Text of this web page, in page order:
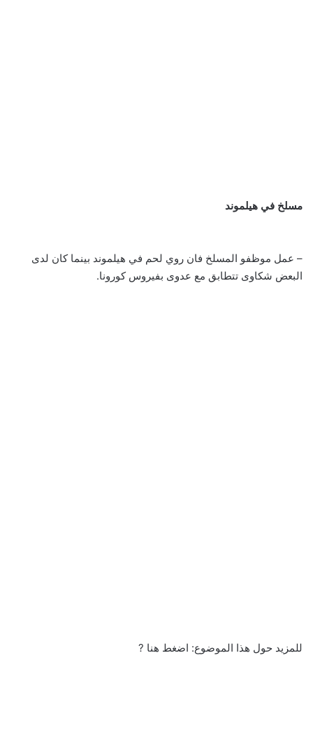
مسلخ في هيلموند
– عمل موظفو المسلخ فان روي لحم في هيلموند بينما كان لدى
البعض شكاوى تتطابق مع عدوى بفيروس كورونا.
للمزيد حول هذا الموضوع: اضغط هنا ?